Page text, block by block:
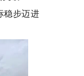
稳步迈进